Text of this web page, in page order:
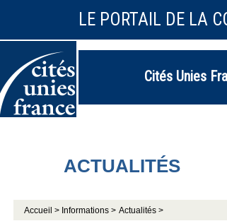
LE PORTAIL DE LA
Cités Unies
ACTUALITÉS
Accueil > Informations > Actualités >